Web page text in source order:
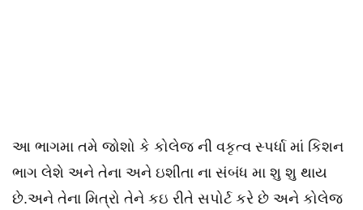
આ ભાગમા તમે જોશો કે કોલેજ ની વકૃત્વ સ્પર્ધા માં કિશન
ભાગ લેશે અને તેના અને ઇશીતા ના સંબંધ મા શુ શુ થાય
છે.અને તેના મિત્રો તેને કઇ રીતે સપોર્ટ કરે છે અને કોલેજ